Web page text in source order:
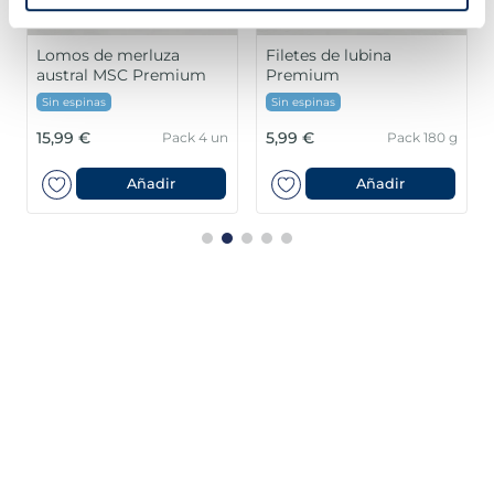
Lomos de merluza
austral MSC Premium
Sin espinas
15,99 € Pack 4 un
Añadir
Filetes de lubina
Premium
Sin espinas
5,99 € Pack 180 g
Añadir